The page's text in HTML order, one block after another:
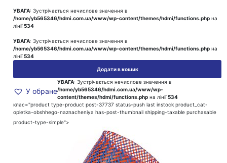
УВАГА: Зустрічається нечислове значення в
/home/yb565346/hdmi.com.ua/www/wp-content/themes/hdmi/functions.php на
лінії534
УВАГА: Зустрічається нечислове значення в
/home/yb565346/hdmi.com.ua/www/wp-content/themes/hdmi/functions.php на
лінії534
Додати в кошик
У обране
УВАГА: Зустрічається нечислове значення в
/home/yb565346/hdmi.com.ua/www/wp-
content/themes/hdmi/functions.php на лінії534
клас="product type-product post-37737 status-push last instock product_cat-
opletka-obshhego-naznacheniya has-post-thumbnail shipping-taxable purchasable
product-type-simple">